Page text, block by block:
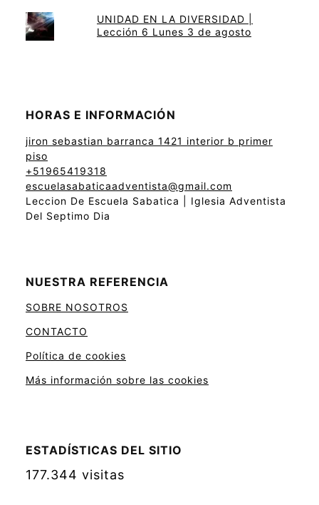
UNIDAD EN LA DIVERSIDAD |
Lección 6 Lunes 3 de agosto
HORAS E INFORMACIÓN
jiron sebastian barranca 1421 interior b primer
piso
+51965419318
escuelasabaticaadventista@gmail.com
Leccion De Escuela Sabatica | Iglesia Adventista
Del Septimo Dia
NUESTRA REFERENCIA
SOBRE NOSOTROS
CONTACTO
Política de cookies
Más información sobre las cookies
ESTADÍSTICAS DEL SITIO
177.344 visitas